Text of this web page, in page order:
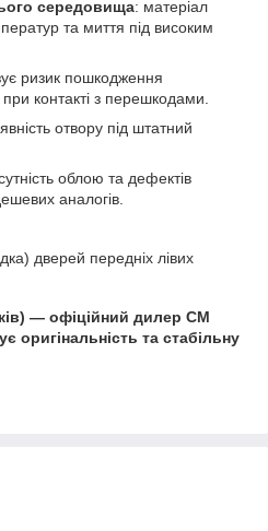
середовища: матеріал
та миття під високим
ризик пошкодження
контакті з перешкодами.
отвору під штатний
облою та дефектів
аналогів.
дверей передніх лівих
— офіційний дилер CM
оригінальність та стабільну